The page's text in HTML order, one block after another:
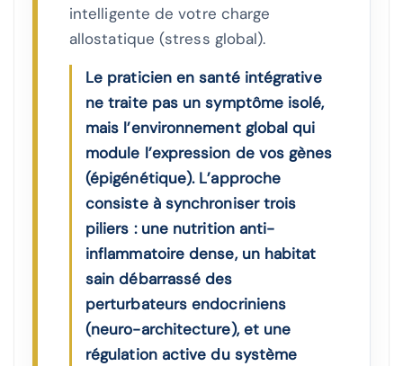
intelligente de votre charge
allostatique (stress global).
Le praticien en santé intégrative
ne traite pas un symptôme isolé,
mais l’environnement global qui
module l’expression de vos gènes
(épigénétique). L’approche
consiste à synchroniser trois
piliers : une nutrition anti-
inflammatoire dense, un habitat
sain débarrassé des
perturbateurs endocriniens
(neuro-architecture), et une
régulation active du système